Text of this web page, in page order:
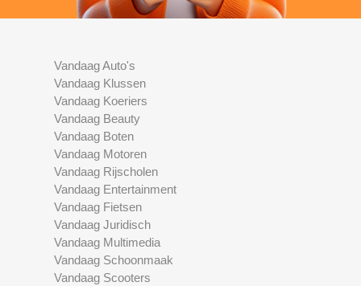
Vandaag Auto's
Vandaag Klussen
Vandaag Koeriers
Vandaag Beauty
Vandaag Boten
Vandaag Motoren
Vandaag Rijscholen
Vandaag Entertainment
Vandaag Fietsen
Vandaag Juridisch
Vandaag Multimedia
Vandaag Schoonmaak
Vandaag Scooters